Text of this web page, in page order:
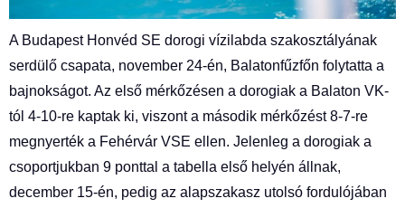
A Budapest Honvéd SE dorogi vízilabda szakosztályának
serdülő csapata, november 24-én, Balatonfűzfőn folytatta a
bajnokságot. Az első mérkőzésen a dorogiak a Balaton VK-
tól 4-10-re kaptak ki, viszont a második mérkőzést 8-7-re
megnyerték a Fehérvár VSE ellen. Jelenleg a dorogiak a
csoportjukban 9 ponttal a tabella első helyén állnak,
december 15-én, pedig az alapszakasz utolsó fordulójában